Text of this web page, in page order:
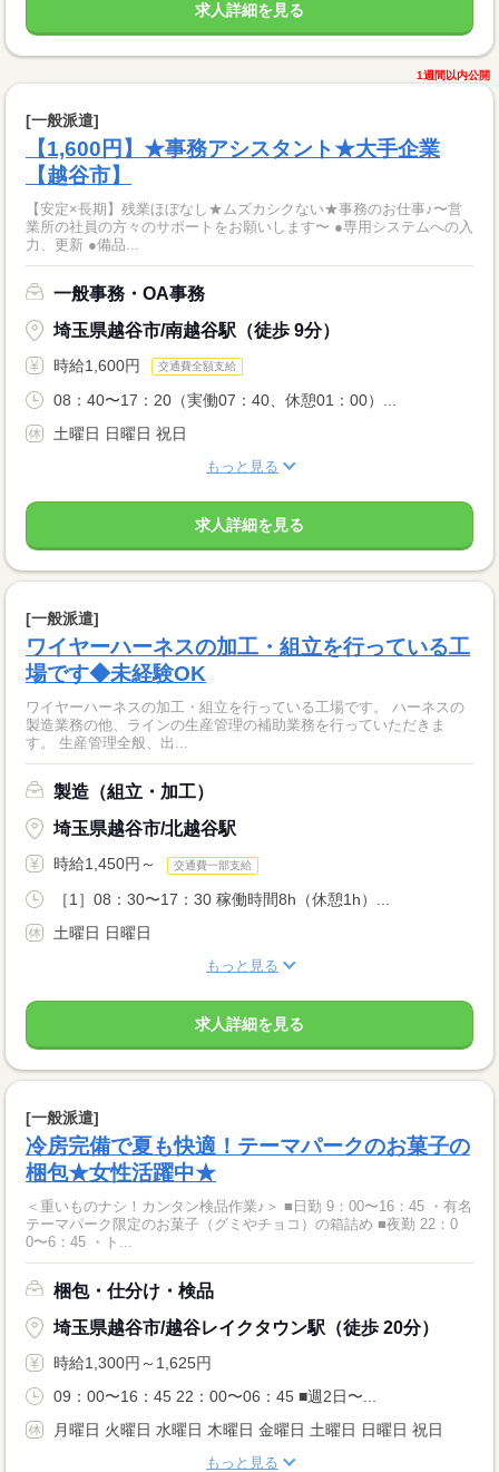
求人詳細を見る
1週間以内公開
[一般派遣]
【1,600円】★事務アシスタント★大手企業
【越谷市】
【安定×長期】残業ほぼなし★ムズカシクない★事務のお仕事♪〜営
業所の社員の方々のサポートをお願いします〜 ●専用システムへの入
力、更新 ●備品...
一般事務・OA事務
埼玉県越谷市/南越谷駅（徒歩 9分）
時給1,600円 交通費全額支給
08：40〜17：20（実働07：40、休憩01：00）...
土曜日 日曜日 祝日
もっと見る
求人詳細を見る
[一般派遣]
ワイヤーハーネスの加工・組立を行っている工
場です◆未経験OK
ワイヤーハーネスの加工・組立を行っている工場です。 ハーネスの
製造業務の他、ラインの生産管理の補助業務を行っていただきま
す。 生産管理全般、出...
製造（組立・加工）
埼玉県越谷市/北越谷駅
時給1,450円～ 交通費一部支給
［1］08：30〜17：30 稼働時間8h（休憩1h）...
土曜日 日曜日
もっと見る
求人詳細を見る
[一般派遣]
冷房完備で夏も快適！テーマパークのお菓子の
梱包★女性活躍中★
＜重いものナシ！カンタン検品作業♪＞ ■日勤 9：00〜16：45 ・有名
テーマパーク限定のお菓子（グミやチョコ）の箱詰め ■夜勤 22：0
0〜6：45 ・ト...
梱包・仕分け・検品
埼玉県越谷市/越谷レイクタウン駅（徒歩 20分）
時給1,300円～1,625円
09：00〜16：45 22：00〜06：45 ■週2日〜...
月曜日 火曜日 水曜日 木曜日 金曜日 土曜日 日曜日 祝日
もっと見る